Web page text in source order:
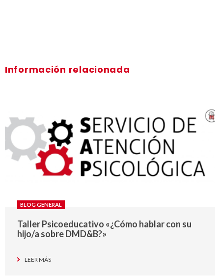
Información relacionada
BLOG GENERAL
Taller Psicoeducativo «¿Cómo hablar con su
hijo/a sobre DMD&B?»
LEER MÁS